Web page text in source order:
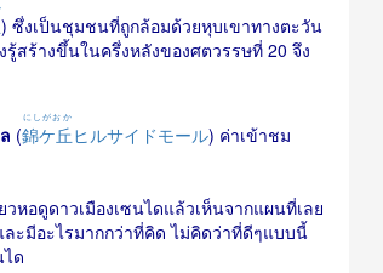
) ซึ่งเป็นชุมชนที่ถูกล้อมด้วยหุบเขาทางตะวัน
รู้สร้างขึ้นในครึ่งหลังของศตวรรษที่ 20 จึง
(錦ケ丘
にしがおか
ヒルサイドモール) ค่าเข้าชม
อดูดาวเมืองเซนไดแล้วเห็นจากแผนที่เลย
ะมีอะไรมากกว่าที่คิด ไม่คิดว่าที่ดีๆแบบนี้
ด